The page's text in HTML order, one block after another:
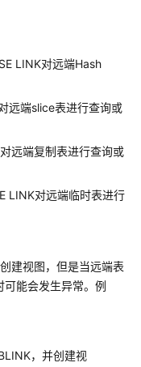
LINK对远端Hash
远端slice表进行查询或
远端复制表进行查询或
LINK对远端临时表进行
建视图，但是当远端表
能会发生异常。例
，并创建视